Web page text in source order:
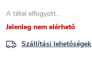
A tétel elfogyott…
Jelenleg nem elérhető
Szállítási lehetőségek